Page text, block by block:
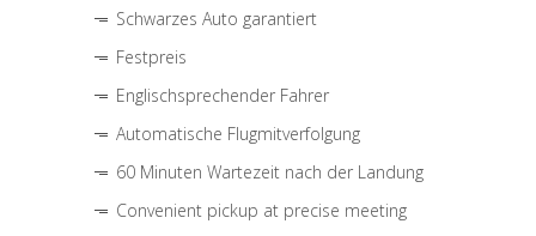
Schwarzes Auto garantiert
Festpreis
Englischsprechender Fahrer
Automatische Flugmitverfolgung
60 Minuten Wartezeit nach der Landung
Convenient pickup at precise meeting